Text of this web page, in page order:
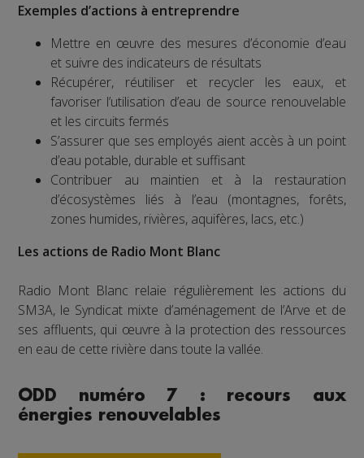
Exemples d’actions à entreprendre
Mettre en œuvre des mesures d’économie d’eau
et suivre des indicateurs de résultats
Récupérer, réutiliser et recycler les eaux, et
favoriser l’utilisation d’eau de source renouvelable
et les circuits fermés
S’assurer que ses employés aient accès à un point
d’eau potable, durable et suffisant
Contribuer au maintien et à la restauration
d’écosystèmes liés à l’eau (montagnes, forêts,
zones humides, rivières, aquifères, lacs, etc.)
Les actions de Radio Mont Blanc
Radio Mont Blanc relaie régulièrement les actions du
SM3A, le Syndicat mixte d’aménagement de l’Arve et de
ses affluents, qui œuvre à la protection des ressources
en eau de cette rivière dans toute la vallée.
ODD numéro 7 : recours aux
énergies renouvelables